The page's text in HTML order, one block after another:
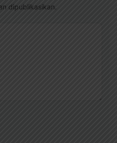
dipublikasikan.